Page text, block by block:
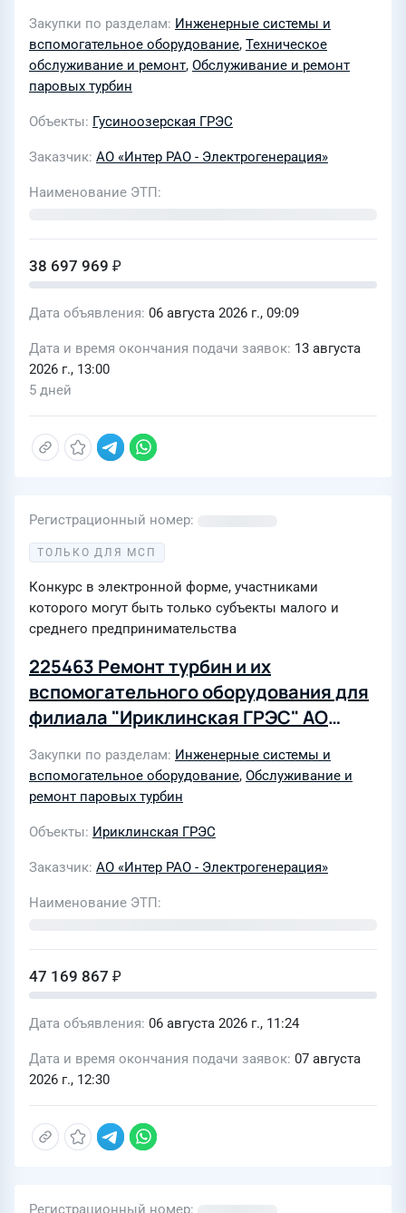
Закупки по разделам Инженерные системы и
вспомогательное оборудование, Техническое
обслуживание и ремонт, Обслуживание и ремонт
паровых турбин
Объекты Гусиноозерская ГРЭС
Заказчик АО «Интер РАО - Электрогенерация»
Наименование ЭТП
38 697 969 ₽
Дата объявления 06 августа 2026 г., 09:09
Дата и время окончания подачи заявок 13 августа
2026 г., 13:00
5 дней
Регистрационный номер
ТОЛЬКО ДЛЯ МСП
Конкурс в электронной форме, участниками
которого могут быть только субъекты малого и
среднего предпринимательства
225463 Ремонт турбин и их
вспомогательного оборудования для
филиала "Ириклинская ГРЭС" АО
Закупки по разделам
Инженерные системы и
вспомогательное оборудование, Обслуживание и
ремонт паровых турбин
Объекты Ириклинская ГРЭС
Заказчик АО «Интер РАО - Электрогенерация»
Наименование ЭТП
47 169 867 ₽
Дата объявления 06 августа 2026 г., 11:24
Дата и время окончания подачи заявок 07 августа
2026 г., 12:30
Регистрационный номер